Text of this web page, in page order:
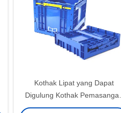
Kothak Lipat yang Dapat
Digulung Kothak Pemasangan
yang Bisa Ditumpuk Kothak